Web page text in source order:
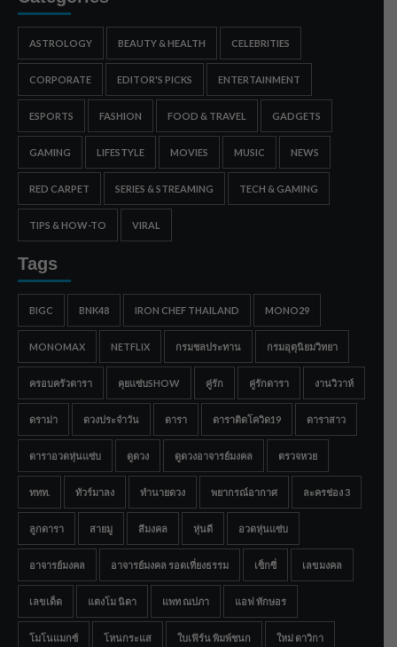
ASTROLOGY BEAUTY & HEALTH CELEBRITIES
CORPORATE EDITOR'S PICKS ENTERTAINMENT
ESPORTS FASHION FOOD & TRAVEL GADGETS
GAMING LIFESTYLE MOVIES MUSIC NEWS
RED CARPET SERIES & STREAMING TECH & GAMING
TIPS & HOW-TO VIRAL
Tags
BIGC BNK48 IRON CHEF THAILAND MONO29
MONOMAX NETFLIX กรมชลประทาน กรมอุตุนิยมวิทยา
ครอบครัวดารา คุยแซ่บSHOW คู่รัก คู่รักดารา งานวิวาห์
ดราม่า ดวงประจำวัน ดารา ดาราติดโควิด19 ดาราสาว
ดาราอวดหุ่นแซ่บ ดูดวง ดูดวงอาจารย์มงคล ตรวจหวย
ททท. ทัวร์มาลง ทำนายดวง พยากรณ์อากาศ ละครช่อง 3
ลูกดารา สายมู สีมงคล หุ่นดี อวดหุ่นแซ่บ
อาจารย์มงคล อาจารย์มงคล รอดเที่ยงธรรม เซ็กซี่ เลขมงคล
เลขเด็ด แตงโม นิดา แพท ณปภา แอฟ ทักษอร
โมโนแมกซ์ โหนกระแส ใบเฟิร์น พิมพ์ชนก ใหม่ ดาวิกา